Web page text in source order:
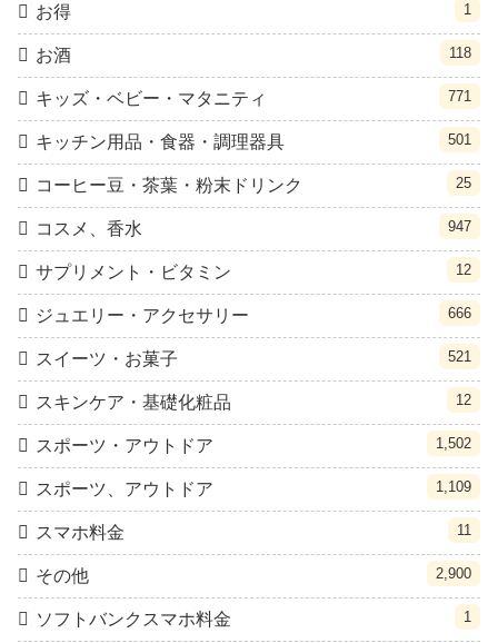
お得 1
お酒 118
キッズ・ベビー・マタニティ 771
キッチン用品・食器・調理器具 501
コーヒー豆・茶葉・粉末ドリンク 25
コスメ、香水 947
サプリメント・ビタミン 12
ジュエリー・アクセサリー 666
スイーツ・お菓子 521
スキンケア・基礎化粧品 12
スポーツ・アウトドア 1,502
スポーツ、アウトドア 1,109
スマホ料金 11
その他 2,900
ソフトバンクスマホ料金 1